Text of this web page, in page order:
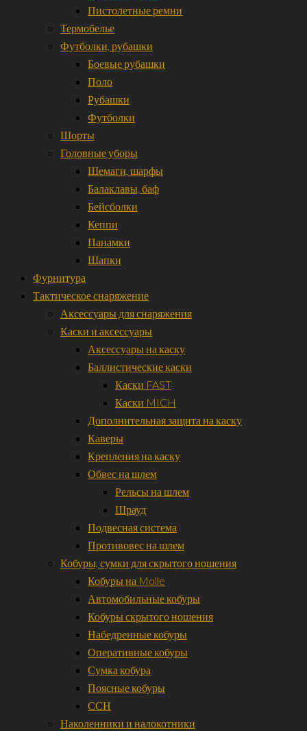
Пистолетные ремни
Термобелье
Футболки, рубашки
Боевые рубашки
Поло
Рубашки
Футболки
Шорты
Головные уборы
Шемаги, шарфы
Балаклавы, баф
Бейсболки
Кеппи
Панамки
Шапки
Фурнитура
Тактическое снаряжение
Аксессуары для снаряжения
Каски и аксессуары
Аксессуары на каску
Баллистические каски
Каски FAST
Каски MICH
Дополнительная защита на каску
Каверы
Крепления на каску
Обвес на шлем
Рельсы на шлем
Шрауд
Подвесная система
Противовес на шлем
Кобуры, сумки для скрытого ношения
Кобуры на Molle
Автомобильные кобуры
Кобуры скрытого ношения
Набедренные кобуры
Оперативные кобуры
Сумка кобура
Поясные кобуры
ССН
Наколенники и налокотники